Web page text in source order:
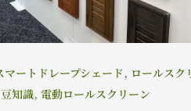
マートドレープシェード, ロールスク
豆知識, 電動ロールスクリーン